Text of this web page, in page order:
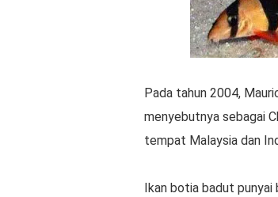
Pada tahun 2004,
menyebutnya sebagai
tempat Malaysia dan
Ikan botia badut punyai